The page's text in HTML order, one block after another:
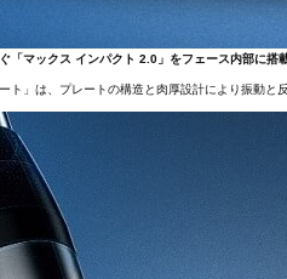
「マックス インパクト 2.0」をフェース内部に搭
ト」は、プレートの構造と肉厚設計により振動